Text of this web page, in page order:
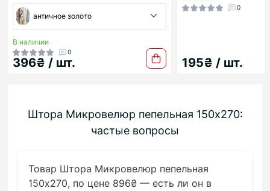
античное золото
В наличии
0
396₴ / шт.
0
195₴ / шт.
Штора Микровелюр пепельная 150х270:
частые вопросы
Товар Штора Микровелюр пепельная
150х270, по цене 896₴ — есть ли он в